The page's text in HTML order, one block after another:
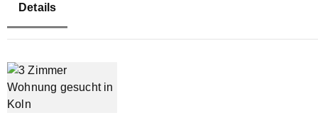
Details